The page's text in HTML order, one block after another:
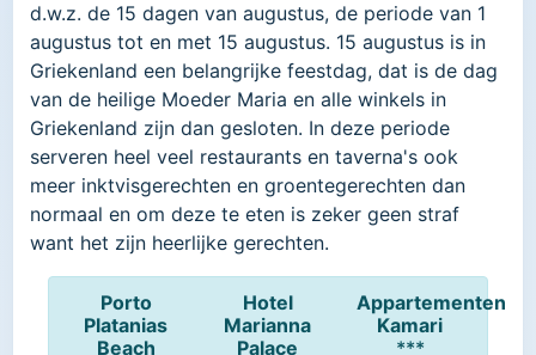
d.w.z. de 15 dagen van augustus, de periode van 1
augustus tot en met 15 augustus. 15 augustus is in
Griekenland een belangrijke feestdag, dat is de dag
van de heilige Moeder Maria en alle winkels in
Griekenland zijn dan gesloten. In deze periode
serveren heel veel restaurants en taverna's ook
meer inktvisgerechten en groentegerechten dan
normaal en om deze te eten is zeker geen straf
want het zijn heerlijke gerechten.